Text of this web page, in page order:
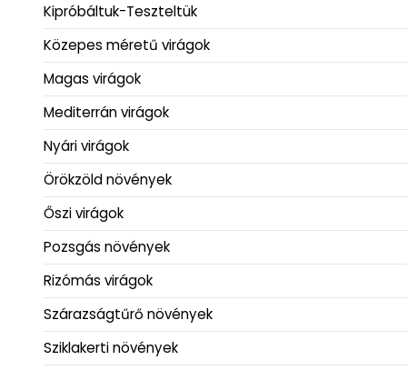
Kipróbáltuk-Teszteltük
Közepes méretű virágok
Magas virágok
Mediterrán virágok
Nyári virágok
Örökzöld növények
Őszi virágok
Pozsgás növények
Rizómás virágok
Szárazságtűrő növények
Sziklakerti növények